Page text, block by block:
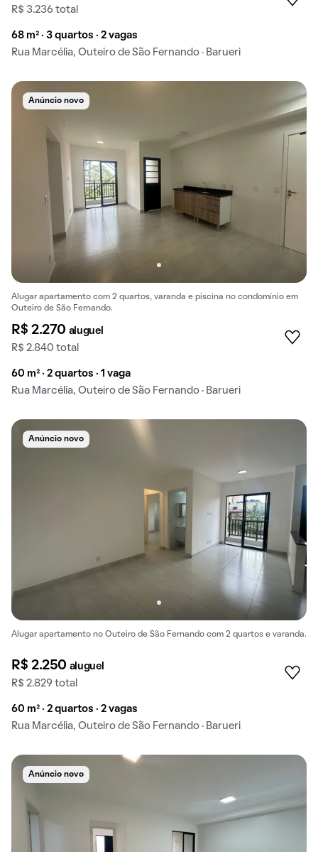
R$ 3.236 total
68 m² · 3 quartos · 2 vagas
Rua Marcélia, Outeiro de São Fernando · Barueri
Anúncio novo
Alugar apartamento com 2 quartos, varanda e piscina no condomínio em
Outeiro de São Fernando.
R$ 2.270 aluguel
R$ 2.840 total
60 m² · 2 quartos · 1 vaga
Rua Marcélia, Outeiro de São Fernando · Barueri
Anúncio novo
Alugar apartamento no Outeiro de São Fernando com 2 quartos e varanda.
R$ 2.250 aluguel
R$ 2.829 total
60 m² · 2 quartos · 2 vagas
Rua Marcélia, Outeiro de São Fernando · Barueri
Anúncio novo